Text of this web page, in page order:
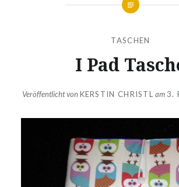
TASCHEN
I Pad
Veröffentlicht vonKERSTIN CHRISTL am 3.